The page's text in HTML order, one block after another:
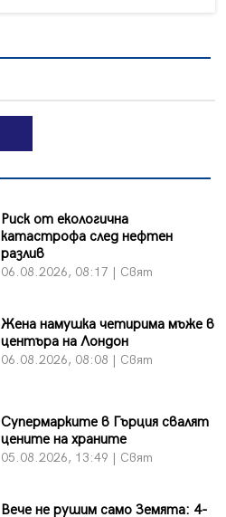
Риск от екологична
катастрофа след нефтен
разлив
06.08.2026, 08:17 | Свят
Жена намушка четирима мъже в
центъра на Лондон
06.08.2026, 08:08 | Свят
Супермарките в Гърция свалят
цените на храните
05.08.2026, 13:49 | Свят
Вече не рушим само Земята: 4-